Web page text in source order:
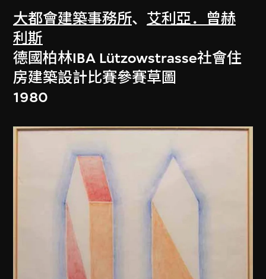
大都會建築事務所、 艾利亞．曾赫
利斯
德國柏林IBA Lützowstrasse社會住
房建築設計比賽參賽草圖
1980